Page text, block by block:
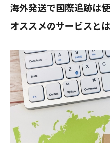
海外発送で国際追跡は
オススメのサービスとは